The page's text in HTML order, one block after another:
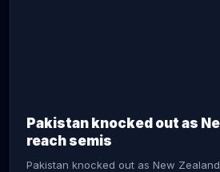
Pakistan knocked out as
reach semis
Pakistan knocked out as New